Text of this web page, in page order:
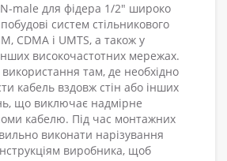
male для фідера 1/2" широко
систем стільникового
CDMA і UMTS, а також у
високочастотних мережах.
там, де необхідно
кабель вздовж стін або інших
що виключає надмірне
кабелю. Під час монтажних
виконати нарізування
виробника, щоб